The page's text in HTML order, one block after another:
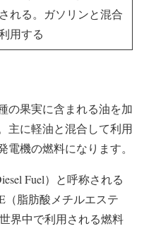
れる。ガソリンと混合
用する
の果実に含まれる油を加
主に軽油と混合して利用
機の燃料になります。
Fuel） と呼称される
（脂肪酸メチルエステ
界中で利用される燃料